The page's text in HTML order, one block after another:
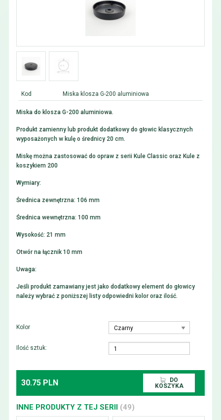
Kod Miska klosza G-200 aluminiowa
Miska do klosza G-200 aluminiowa.
Produkt zamienny lub produkt dodatkowy do głowic klasycznych
wyposażonych w kulę o średnicy 20 cm.
Miskę można zastosować do opraw z serii Kule Classic oraz Kule z
koszykiem 200
Wymiary:
Średnica zewnętrzna: 106 mm
Średnica wewnętrzna: 100 mm
Wysokość: 21 mm
Otwór na łącznik 10 mm
Uwaga:
Jeśli produkt zamawiany jest jako dodatkowy element do głowicy
należy wybrać z poniższej listy odpowiedni kolor oraz ilość.
Kolor
Ilość sztuk:
30.75 PLN
DO
KOSZYKA
INNE PRODUKTY Z TEJ SERII (49)